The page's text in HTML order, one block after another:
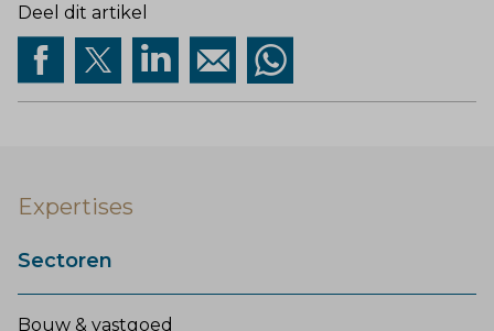
Deel dit artikel
Expertises
Sectoren
Bouw & vastgoed